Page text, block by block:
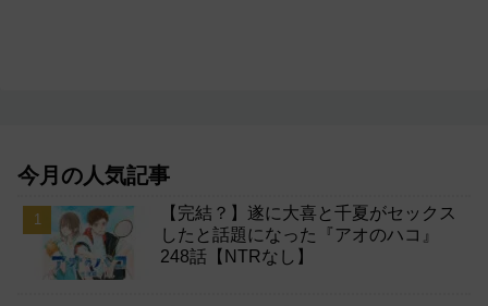
今月の人気記事
【完結？】遂に大喜と千夏がセックス
したと話題になった『アオのハコ』
248話【NTRなし】